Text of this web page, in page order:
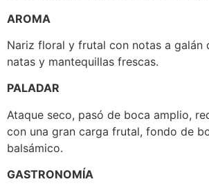
AROMA
Nariz floral y frutal con notas a galán
natas y mantequillas frescas.
PALADAR
Ataque seco, pasó de boca amplio,
con una gran carga frutal, fondo de
balsámico.
GASTRONOMÍA